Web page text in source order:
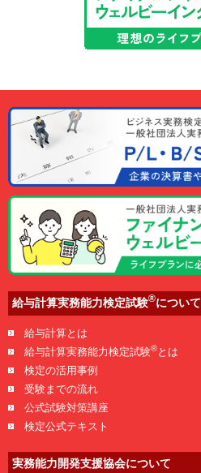
給与計算実務能力検定試験®について
給与計算とは
給与計算実務能力検定試験®とは
検定の活用事例
受験までの流れ
公式試験対策講座
検定公式テキスト
実務能力開発支援協会について